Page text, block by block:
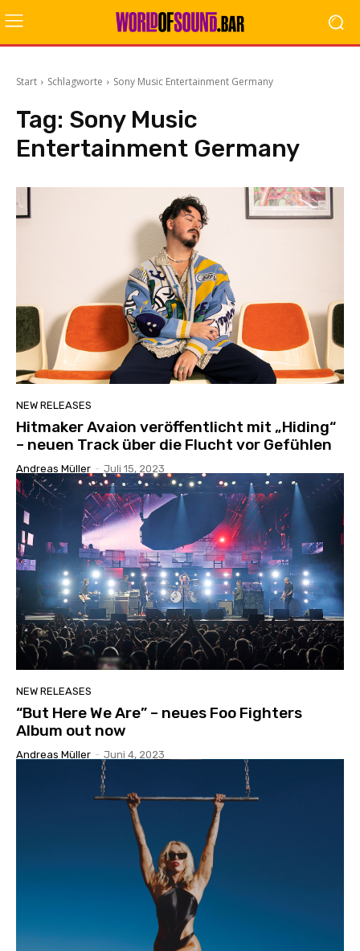
Start Schlagworte Sony Music Entertainment Germany
Tag: Sony Music
Entertainment Germany
NEW RELEASES
Hitmaker Avaion veröffentlicht mit „Hiding“
– neuen Track über die Flucht vor Gefühlen
Andreas Müller - Juli 15, 2023
NEW RELEASES
“But Here We Are” – neues Foo Fighters
Album out now
Andreas Müller - Juni 4, 2023